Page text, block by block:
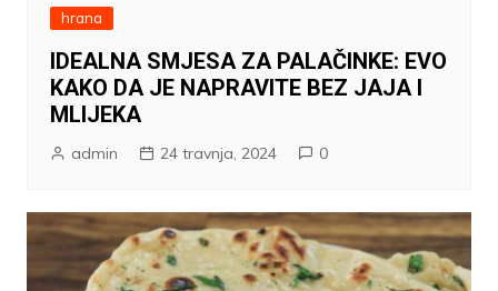
hrana
IDEALNA SMJESA ZA PALAČINKE: EVO
KAKO DA JE NAPRAVITE BEZ JAJA I
MLIJEKA
admin 24 travnja, 2024 0